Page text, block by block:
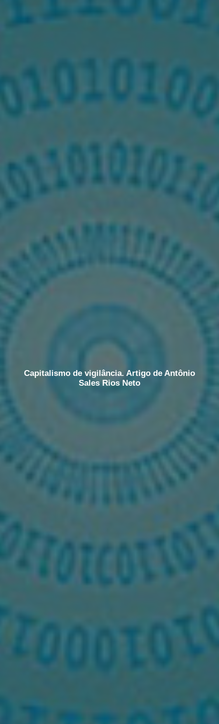
Capitalismo de vigilância. Artigo de Antônio
Sales Rios Neto